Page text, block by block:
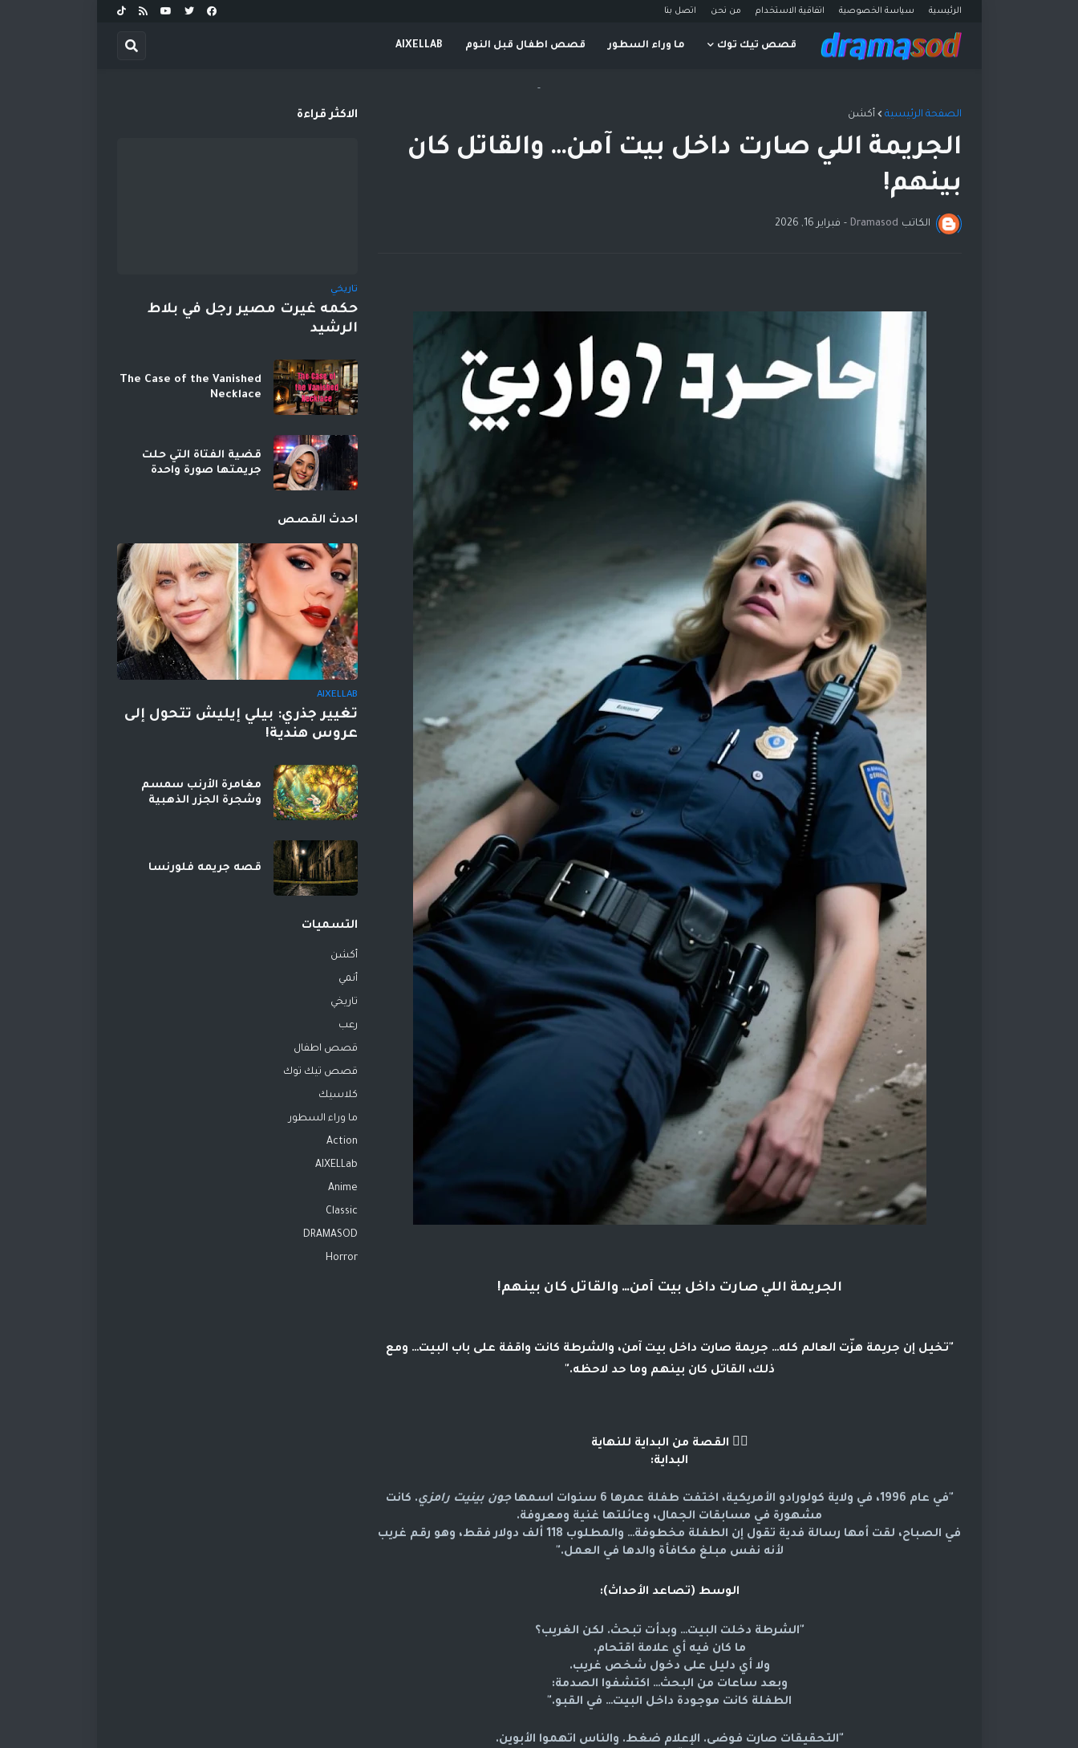
الرئيسية سياسة الخصوصية اتفاقية الاستخدام من نحن اتصل بنا
قصص تيك توك ما وراء السطور قصص اطفال قبل النوم AIXELLAB
-
الصفحة الرئيسية أكشن
الجريمة اللي صارت داخل بيت آمن… والقاتل كان
بينهم!
الكاتب Dramasod
- فبراير 16, 2026
الجريمة اللي صارت داخل بيت آمن… والقاتل كان بينهم!
"تخيل إن جريمة هزّت العالم كله… جريمة صارت داخل بيت آمن، والشرطة كانت واقفة على باب البيت… ومع
ذلك، القاتل كان بينهم وما حد لاحظه."
🕵️‍♂️ القصة من البداية للنهاية
البداية:
"في عام 1996، في ولاية كولورادو الأمريكية، اختفت طفلة عمرها 6 سنوات اسمها جون بينيت رامزي. كانت
مشهورة في مسابقات الجمال، وعائلتها غنية ومعروفة.
في الصباح، لقت أمها رسالة فدية تقول إن الطفلة مخطوفة… والمطلوب 118 ألف دولار فقط، وهو رقم غريب
لأنه نفس مبلغ مكافأة والدها في العمل."
الوسط (تصاعد الأحداث):
"الشرطة دخلت البيت… وبدأت تبحث. لكن الغريب؟
ما كان فيه أي علامة اقتحام.
ولا أي دليل على دخول شخص غريب.
وبعد ساعات من البحث… اكتشفوا الصدمة:
الطفلة كانت موجودة داخل البيت… في القبو."
"التحقيقات صارت فوضى. الإعلام ضغط. والناس اتهموا الأبوين.
الاكثر قراءة
تاريخي
حكمه غيرت مصير رجل في بلاط
الرشيد
The Case of the Vanished
Necklace
قضية الفتاة التي حلت
جريمتها صورة واحدة
احدث القصص
AIXELLAB
تغيير جذري: بيلي إيليش تتحول إلى
عروس هندية!
مغامرة الأرنب سمسم
وشجرة الجزر الذهبية
قصه جريمه فلورنسا
التسميات
أكشن
أنمي
تاريخي
رعب
قصص اطفال
قصص تيك توك
كلاسيك
ما وراء السطور
Action
AIXELLab
Anime
Classic
DRAMASOD
Horror